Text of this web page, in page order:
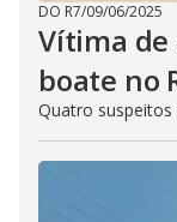
DO R7/09/06/2025
Vítima de
boate no
Quatro